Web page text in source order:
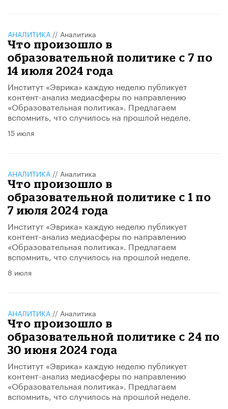
АНАЛИТИКА // Аналитика
Что произошло в
образовательной политике с 7 по
14 июля 2024 года
Институт «Эврика» каждую неделю публикует
контент-анализ медиасферы по направлению
«Образовательная политика». Предлагаем
вспомнить, что случилось на прошлой неделе.
15 июля
АНАЛИТИКА // Аналитика
Что произошло в
образовательной политике с 1 по
7 июля 2024 года
Институт «Эврика» каждую неделю публикует
контент-анализ медиасферы по направлению
«Образовательная политика». Предлагаем
вспомнить, что случилось на прошлой неделе.
8 июля
АНАЛИТИКА // Аналитика
Что произошло в
образовательной политике с 24 по
30 июня 2024 года
Институт «Эврика» каждую неделю публикует
контент-анализ медиасферы по направлению
«Образовательная политика». Предлагаем
вспомнить, что случилось на прошлой неделе.